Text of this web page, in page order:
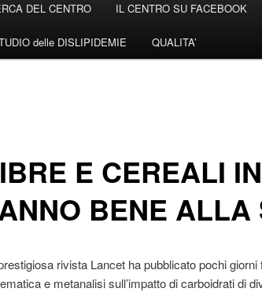
DEL CENTRO IL CENTRO SU FACEBOOK
delle DISLIPIDEMIE QUALITA’
E CEREALI
BENE ALLA
rivista Lancet ha pubblicato pochi
e metanalisi sull’impatto di carboidrati di